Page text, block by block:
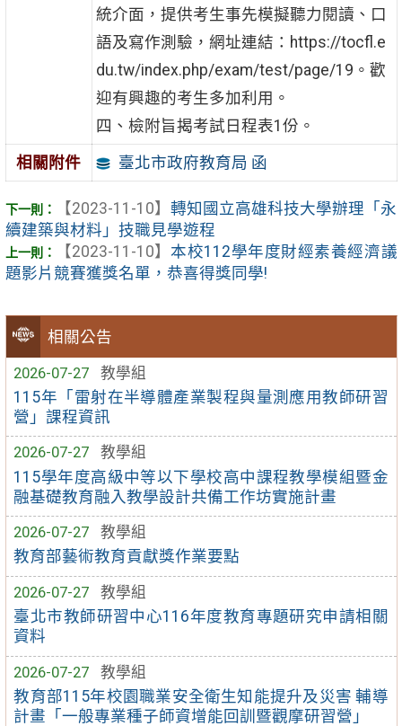
相關公告
2026-07-27
教學組
115年「雷射在半導體產業製程與量測應用教師研習
營」課程資訊
2026-07-27
教學組
115學年度高級中等以下學校高中課程教學模組暨金
融基礎教育融入教學設計共備工作坊實施計畫
2026-07-27
教學組
教育部藝術教育貢獻獎作業要點
2026-07-27
教學組
臺北市教師研習中心116年度教育專題研究申請相關
資料
2026-07-27
教學組
教育部115年校園職業安全衛生知能提升及災害 輔導
計畫「一般專業種子師資增能回訓暨觀摩研習營」
統介面，提供考生事先模擬聽力閱讀、口
語及寫作測驗，網址連結：https://tocfl.e
du.tw/index.php/exam/test/page/19。歡
迎有興趣的考生多加利用。
四、檢附旨揭考試日程表1份。
相關附件 臺北市政府教育局 函
【2023-11-10】 轉知國立高雄科技大學辦理「永
續建築與材料」技職見學遊程
【2023-11-10】 本校112學年度財經素養經濟議
題影片競賽獲獎名單，恭喜得獎同學!